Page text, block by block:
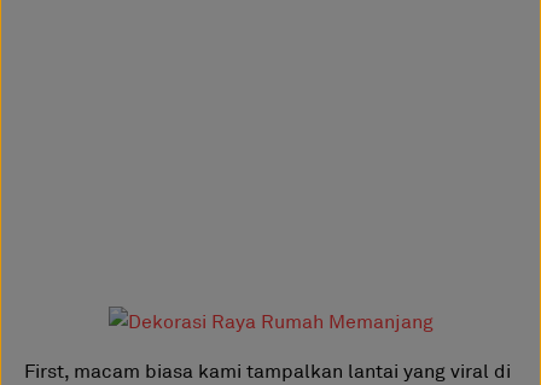
First, macam biasa kami tampalkan lantai yang viral di